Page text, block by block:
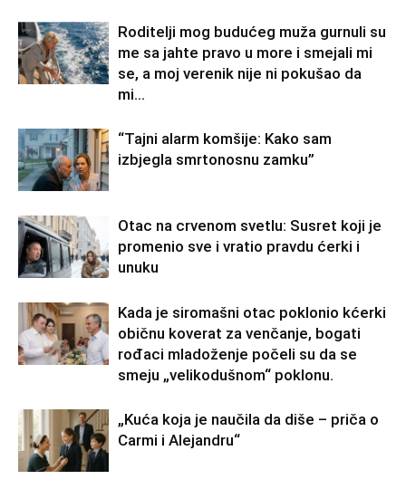
Roditelji mog budućeg muža gurnuli su
me sa jahte pravo u more i smejali mi
se, a moj verenik nije ni pokušao da
mi...
“Tajni alarm komšije: Kako sam
izbjegla smrtonosnu zamku”
Otac na crvenom svetlu: Susret koji je
promenio sve i vratio pravdu ćerki i
unuku
Kada je siromašni otac poklonio kćerki
običnu koverat za venčanje, bogati
rođaci mladoženje počeli su da se
smeju „velikodušnom“ poklonu.
„Kuća koja je naučila da diše – priča o
Carmi i Alejandru“